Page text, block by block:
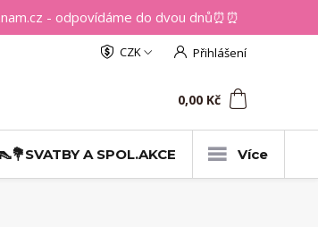
- odpovídáme do dvou dnů⏰⏰
CZK
Přihlášení
0,00 Kč
A SPOL.AKCE Více